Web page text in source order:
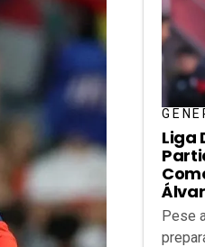
Liga
Pese